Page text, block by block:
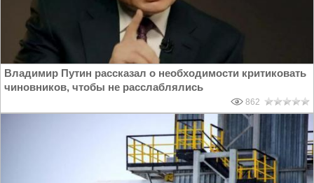
Владимир Путин рассказал о необходимости критиковать
чиновников, чтобы не расслаблялись
862